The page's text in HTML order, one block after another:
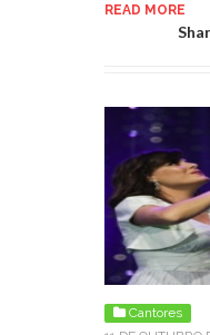
READ MORE
Cantores